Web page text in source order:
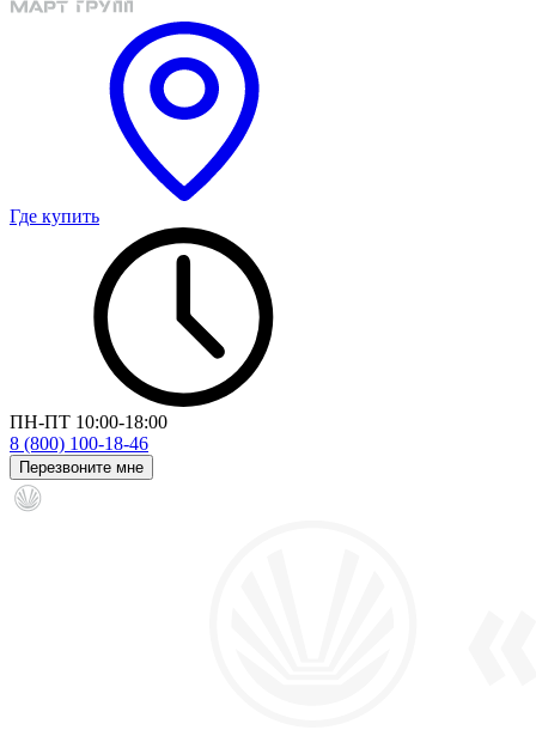
Где купить
ПН-ПТ 10:00-18:00
8 (800) 100-18-46
Перезвоните мне